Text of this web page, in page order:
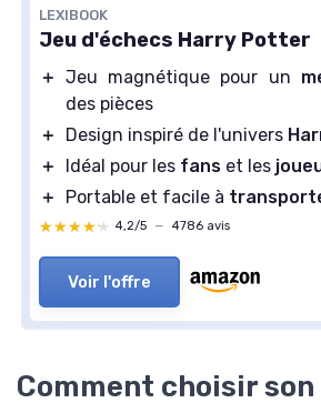
LEXIBOOK
Jeu d'échecs Harry Potter
＋ Jeu magnétique pour un
des pièces
＋
Design inspiré de l'univers
＋
Idéal pour les fans et les
＋
Portable et facile à
★★★★★
★★★★★ 4,2/5 — 4786 avis
Voir l'offre
Comment choisir